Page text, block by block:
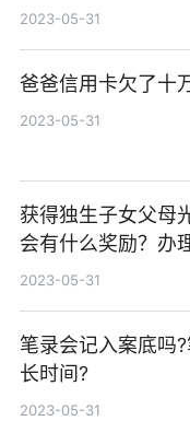
2023-05-31
爸爸信用卡欠了十
2023-05-31
获得独生子女父母
会有什么奖励？办
的条件有什么？
2023-05-31
笔录会记入案底吗
长时间?
2023-05-31